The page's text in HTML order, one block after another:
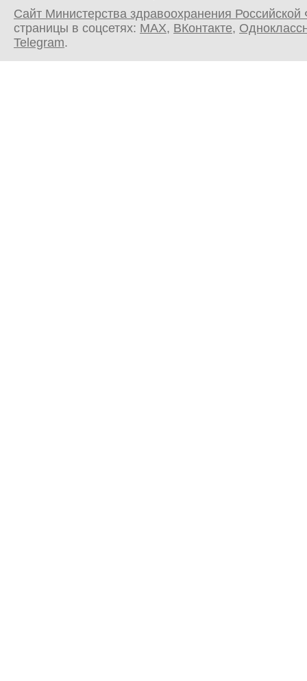
Сайт Министерства здравоохранения
страницы в соцсетях: MAX, ВКонтакте,
Telegram.